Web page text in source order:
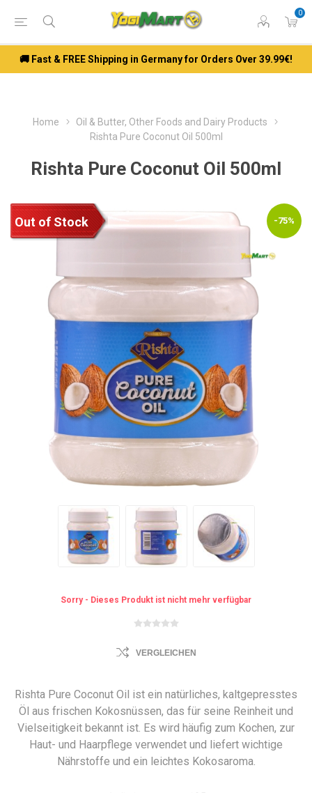
0
🚚 Fast & FREE Shipping in Germany for Orders Over 39.99€!
Home
Oil & Butter, Other Foods and Dairy Products
Rishta Pure Coconut Oil 500ml
Rishta Pure Coconut Oil 500ml
-75%
Out of Stock
Sorry - Dieses Produkt ist nicht mehr verfügbar
VERGLEICHEN
Rishta Pure Coconut Oil ist ein natürliches, kaltgepresstes
Öl aus frischen Kokosnüssen, das für seine Reinheit und
Vielseitigkeit bekannt ist. Es wird häufig zum Kochen, zur
Haut- und Haarpflege verwendet und liefert wichtige
Nährstoffe und ein leichtes Kokosaroma.